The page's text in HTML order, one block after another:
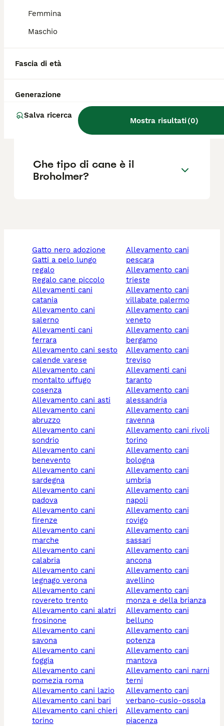
Femmina
Maschio
Fascia di età
Generazione
Salva ricerca
Mostra risultati(0)
un Broholmer?
Quanto costa un Broholmer?
Che tipo di cane è il
Broholmer?
gatto nero adozione
gatti a pelo lungo
regalo
regalo cane piccolo
allevamenti cani
catania
allevamento cani
salerno
allevamenti cani
ferrara
allevamento cani sesto
calende varese
allevamento cani
montalto uffugo
cosenza
allevamento cani asti
allevamento cani
abruzzo
allevamento cani
sondrio
allevamento cani
benevento
allevamento cani
sardegna
allevamento cani
padova
allevamento cani
firenze
allevamento cani
marche
allevamento cani
calabria
allevamento cani
legnago verona
allevamento cani
rovereto trento
allevamento cani alatri
frosinone
allevamento cani
savona
allevamento cani
foggia
allevamento cani
pomezia roma
allevamento cani lazio
allevamento cani bari
allevamento cani chieri
torino
allevamento cani
pescara
allevamento cani
trieste
allevamento cani
villabate palermo
allevamento cani
veneto
allevamento cani
bergamo
allevamento cani
treviso
allevamenti cani
taranto
allevamento cani
alessandria
allevamento cani
ravenna
allevamento cani rivoli
torino
allevamento cani
bologna
allevamento cani
umbria
allevamento cani
napoli
allevamento cani
rovigo
allevamento cani
sassari
allevamento cani
ancona
allevamento cani
avellino
allevamento cani
monza e della brianza
allevamento cani
belluno
allevamento cani
potenza
allevamento cani
mantova
allevamento cani narni
terni
allevamento cani
verbano-cusio-ossola
allevamento cani
piacenza